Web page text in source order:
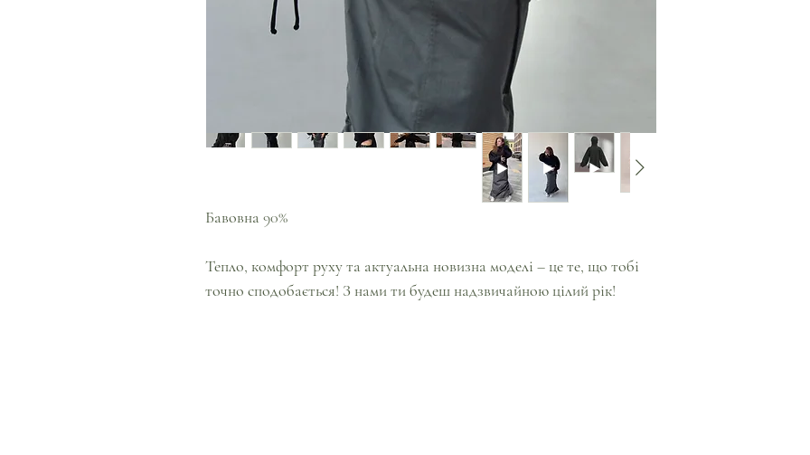
Бавовна 90%
Тепло, комфорт руху та актуальна новизна моделі – це те, що тобі
точно сподобається! З нами ти будеш надзвичайною цілий рік!